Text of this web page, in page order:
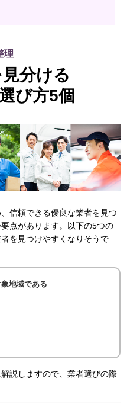
理
分ける
び方5個
信頼できる優良な業者を見つ
点があります。以下の5つの
を見つけやすくなりそうで
地域である
説しますので、業者選びの際